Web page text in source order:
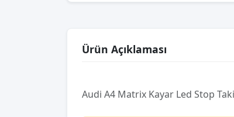
Ürün Açıklaması
Audi̇ A4 Matri̇x Kayar Led Stop